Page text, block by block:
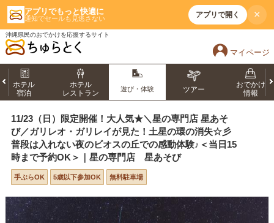
アプリでもっと快適に
通知でセールも見逃さない アプリで開く ×
沖縄県民のおでかけを応援するサイト
マイページ
ホテル
宿泊
ホテル
レストラン
遊び・体験 ツアー
おでかけ
情報
11/23（日）限定開催！大人気★＼星の専門店 星あそ
び／ガリレオ・ガリレイが見た！土星の環の消失☆彡
普段は入れない夜のビオスの丘での感動体験♪＜当日15
時まで予約OK＞｜星の専門店 星あそび
手ぶらOK 5歳以下参加OK 無料駐車場